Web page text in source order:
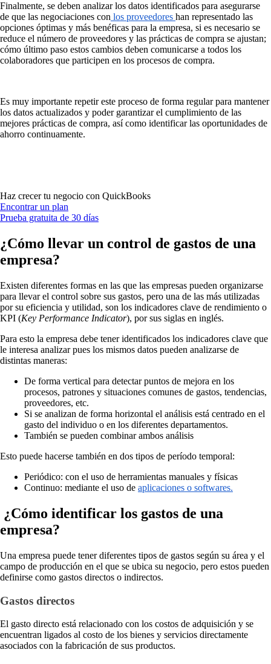
Finalmente, se deben analizar los datos identificados para asegurarse
de que las negociaciones con los proveedores han representado las
opciones óptimas y más benéficas para la empresa, si es necesario se
reduce el número de proveedores y las prácticas de compra se ajustan;
cómo último paso estos cambios deben comunicarse a todos los
colaboradores que participen en los procesos de compra.
Es muy importante repetir este proceso de forma regular para mantener
los datos actualizados y poder garantizar el cumplimiento de las
mejores prácticas de compra, así como identificar las oportunidades de
ahorro continuamente.
Haz crecer tu negocio con QuickBooks
Encontrar un plan
Prueba gratuita de 30 días
¿Cómo llevar un control de gastos de una
empresa?
Existen diferentes formas en las que las empresas pueden organizarse
para llevar el control sobre sus gastos, pero una de las más utilizadas
por su eficiencia y utilidad, son los indicadores clave de rendimiento o
KPI (Key Performance Indicator), por sus siglas en inglés.
Para esto la empresa debe tener identificados los indicadores clave que
le interesa analizar pues los mismos datos pueden analizarse de
distintas maneras:
De forma vertical para detectar puntos de mejora en los
procesos, patrones y situaciones comunes de gastos, tendencias,
proveedores, etc.
Si se analizan de forma horizontal el análisis está centrado en el
gasto del individuo o en los diferentes departamentos.
También se pueden combinar ambos análisis
Esto puede hacerse también en dos tipos de período temporal:
Periódico: con el uso de herramientas manuales y físicas
Continuo: mediante el uso de aplicaciones o softwares.
¿Cómo identificar los gastos de una
empresa?
Una empresa puede tener diferentes tipos de gastos según su área y el
campo de producción en el que se ubica su negocio, pero estos pueden
definirse como gastos directos o indirectos.
Gastos directos
El gasto directo está relacionado con los costos de adquisición y se
encuentran ligados al costo de los bienes y servicios directamente
asociados con la fabricación de sus productos.